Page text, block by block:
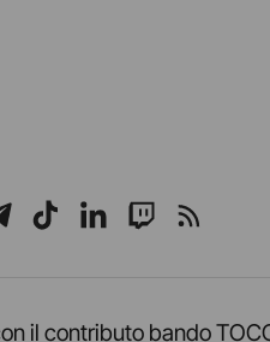
YouTube
su WhatsApp
su Telegram
Seguici su TikTok
Seguici su
Seguici
il contributo bando